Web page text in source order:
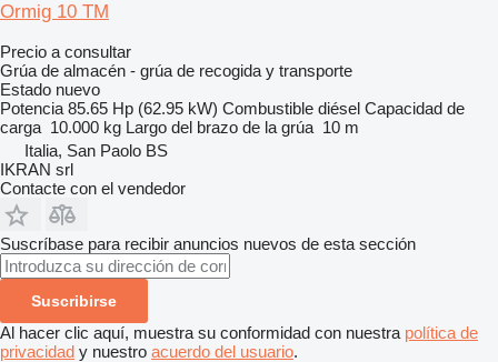
Ormig 10 TM
Precio a consultar
Grúa de almacén - grúa de recogida y transporte
Estado nuevo
Potencia 85.65 Hp (62.95 kW) Combustible diésel Capacidad de
carga 10.000 kg Largo del brazo de la grúa 10 m
Italia, San Paolo BS
IKRAN srl
Contacte con el vendedor
Suscríbase para recibir anuncios nuevos de esta sección
Suscribirse
Al hacer clic aquí, muestra su conformidad con nuestra política de
privacidad y nuestro acuerdo del usuario.